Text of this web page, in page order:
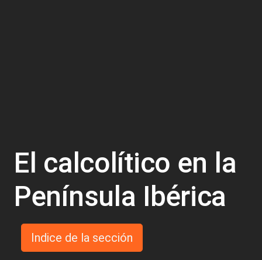
El calcolítico en la
Península Ibérica
Indice de la sección